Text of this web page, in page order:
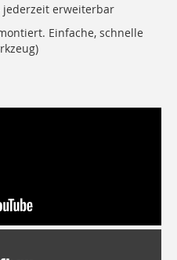
jederzeit erweiterbar